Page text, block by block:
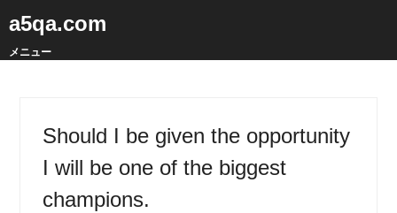
a5qa.com
メニュー
Should I be given the opportunity
I will be one of the biggest
champions.